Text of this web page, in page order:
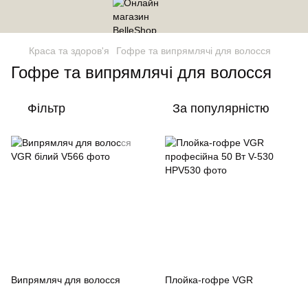
Краса та здоров'я Гофре та випрямлячі для волосся
Гофре та випрямлячі для волосся
Фільтр За популярністю
Випрямляч для волосся
Плойка-гофре VGR